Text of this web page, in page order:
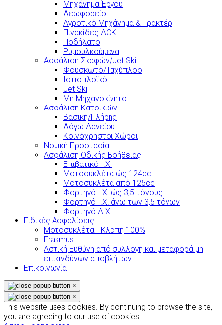
Μηχάνημα Έργου
Λεωφορείο
Αγροτικό Μηχάνημα & Τρακτέρ
Πινακίδες ΔΟΚ
Ποδήλατο
Ρυμουλκούμενα
Ασφάλιση Σκαφών/Jet Ski
Φουσκωτό/Ταχύπλοο
Ιστιοπλοϊκό
Jet Ski
Μη Μηχανοκίνητο
Ασφάλιση Κατοικιών
Βασική/Πλήρης
Λόγω Δανείου
Κοινόχρηστοι Χώροι
Νομική Προστασία
Ασφάλιση Οδικής Βοήθειας
Επιβατικό Ι.Χ.
Μοτοσυκλέτα ώς 124cc
Μοτοσυκλέτα από 125cc
Φορτηγό Ι.Χ. ώς 3,5 τόνους
Φορτηγό Ι.Χ. άνω των 3,5 τόνων
Φορτηγό Δ.Χ.
Ειδικές Ασφαλίσεις
Μοτοσυκλέτα - Κλοπή 100%
Erasmus
Αστική Ευθύνη από συλλογή και μεταφορά μη
επικινδύνων αποβλήτων
Επικοινωνία
×
×
This website uses cookies. By continuing to browse the site,
you are agreeing to our use of cookies.